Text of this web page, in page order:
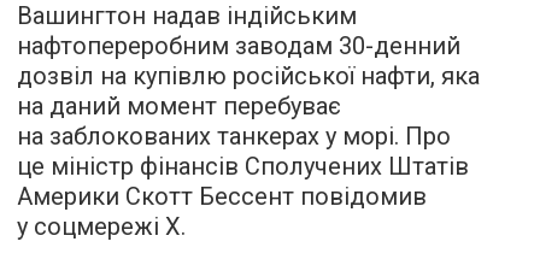
Вашингтон надав індійським
нафтопереробним заводам 30-денний
дозвіл на купівлю російської нафти, яка
на даний момент перебуває
на заблокованих танкерах у морі. Про
це міністр фінансів Сполучених Штатів
Америки Скотт Бессент повідомив
у соцмережі X.